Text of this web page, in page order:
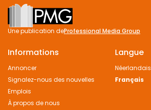
Footer
Une publication deProfessional Media Group
Informations
Annoncer
Signalez-nous des nouvelles
Emplois
À propos de nous
Langue
Néerlandais
Français